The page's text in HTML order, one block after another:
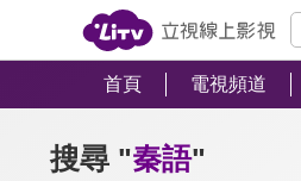
首頁 電視頻道
搜尋 "秦語"